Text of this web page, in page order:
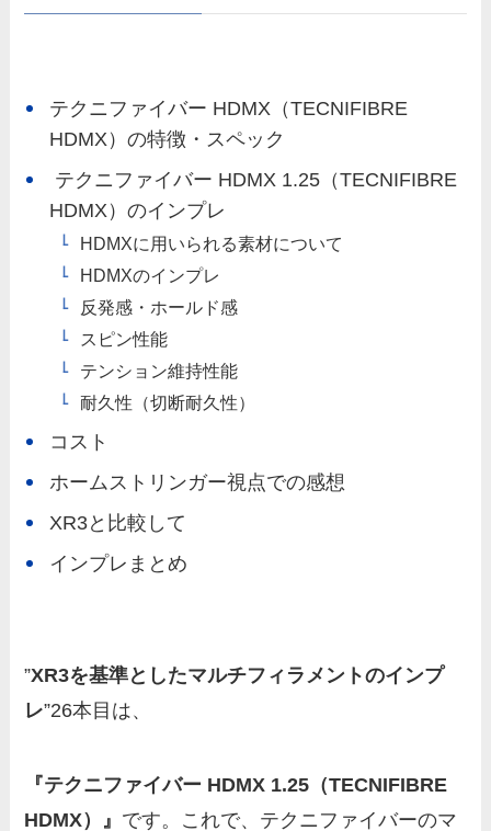
テクニファイバー HDMX（TECNIFIBRE
HDMX）の特徴・スペック
テクニファイバー HDMX 1.25（TECNIFIBRE
HDMX）のインプレ
HDMXに用いられる素材について
HDMXのインプレ
反発感・ホールド感
スピン性能
テンション維持性能
耐久性（切断耐久性）
コスト
ホームストリンガー視点での感想
XR3と比較して
インプレまとめ
”XR3を基準としたマルチフィラメントのインプ
レ”26本目は、
『テクニファイバー HDMX 1.25（TECNIFIBRE
HDMX）』 です。これで、テクニファイバーのマ